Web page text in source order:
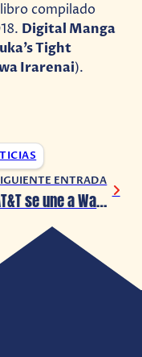
compilado
Digital Manga
Tight
Irarenai).
ENTRADA
AT&T se une a Warner Bros en la Liga Latina de Mortal Kombat